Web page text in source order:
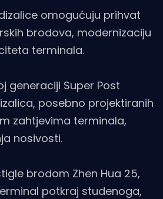
omogućuju prihvat
brodova, modernizaciju
terminala.
generaciji Super Post
posebno projektiranih
zahtjevima terminala,
nosivosti.
brodom Zhen Hua 25,
potkraj studenoga,